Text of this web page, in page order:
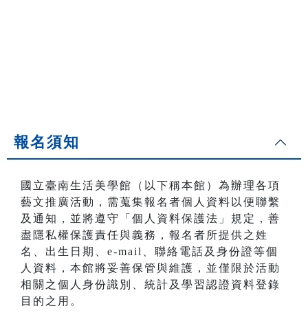
報名須知
國立臺南生活美學館（以下稱本館）為辦理各項
藝文推廣活動，需蒐集報名者個人資料以便聯繫
及通知，並將遵守「個人資料保護法」規定，善
盡隱私權保護責任與義務，報名者所提供之姓
名、出生日期、e-mail、聯絡電話及身份證等個
人資料，本館將妥善保管與維護，並僅限於活動
相關之個人身份識別、統計及學習認證資料登錄
目的之用。